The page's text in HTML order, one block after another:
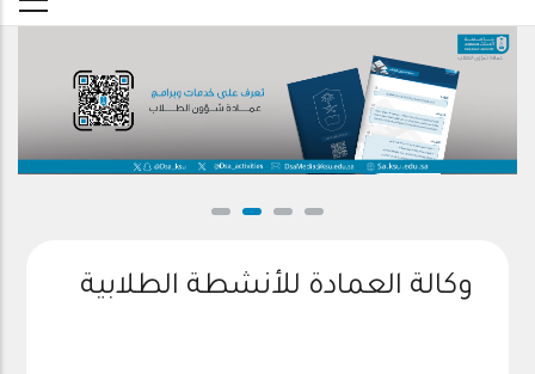
وكالة العمادة للأنشطة الطلابية